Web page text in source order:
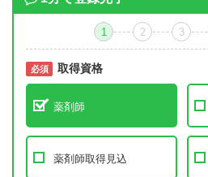
1 2 3
必須 取得資格
薬剤師
薬剤師取得見込